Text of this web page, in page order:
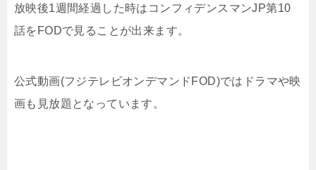
放映後1週間経過した時はコンフィデンスマンJP第10
話をFODで見ることが出来ます。
公式動画(フジテレビオンデマンドFOD)ではドラマや映
画も見放題となっています。